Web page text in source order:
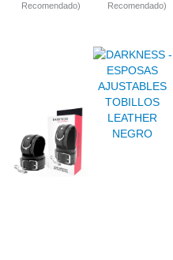
Recomendado)
Recomendado)